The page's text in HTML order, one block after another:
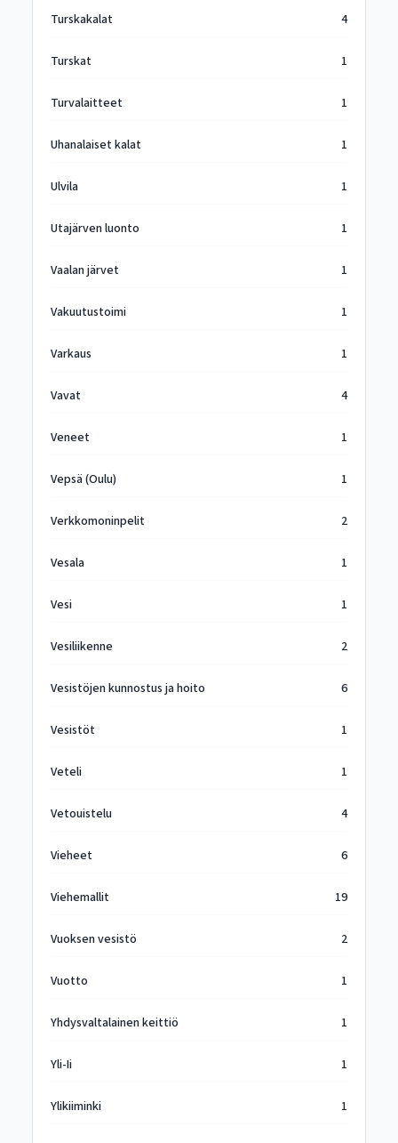
Turskakalat 4
Turskat 1
Turvalaitteet 1
Uhanalaiset kalat 1
Ulvila 1
Utajärven luonto 1
Vaalan järvet 1
Vakuutustoimi 1
Varkaus 1
Vavat 4
Veneet 1
Vepsä (Oulu) 1
Verkkomoninpelit 2
Vesala 1
Vesi 1
Vesiliikenne 2
Vesistöjen kunnostus ja hoito 6
Vesistöt 1
Veteli 1
Vetouistelu 4
Vieheet 6
Viehemallit 19
Vuoksen vesistö 2
Vuotto 1
Yhdysvaltalainen keittiö 1
Yli-Ii 1
Ylikiiminki 1